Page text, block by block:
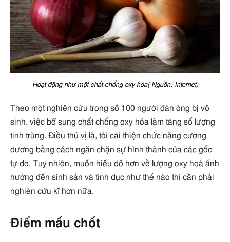
Hoạt động như một chất chống oxy hóa( Nguồn: Internet)
Theo một nghiên cứu trong số 100 người đàn ông bị vô
sinh, việc bổ sung chất chống oxy hóa làm tăng số lượng
tinh trùng. Điều thú vị là, tỏi cải thiện chức năng cương
dương bằng cách ngăn chặn sự hình thành của các gốc
tự do. Tuy nhiên, muốn hiểu dõ hơn về lượng oxy hoá ẩnh
hưởng đến sinh sản và tình dục như thế nào thì cần phải
nghiên cứu kĩ hơn nữa.
Điểm mấu chốt